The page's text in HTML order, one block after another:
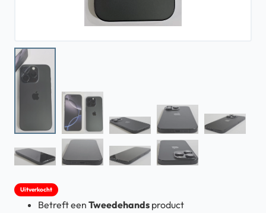
Uitverkocht
Betreft een Tweedehands product